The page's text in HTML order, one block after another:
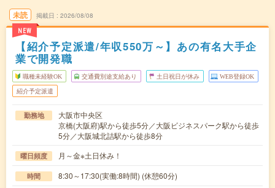
未読
NEW
掲載日 2026/08/08
【紹介予定派遣/年収550万～】あの有名大手企
業で開発職
職種未経験OK 交通費別途支給あり 土日祝日が休み WEB登録OK
紹介予定派遣
勤務地
大阪市中央区
京橋(大阪府)駅から徒歩5分／大阪ビジネスパーク駅から徒歩
5分／大阪城北詰駅から徒歩8分
曜日頻度 月～金※土日休み！
時間 8:30～17:30(実働:8時間) (休憩60分)